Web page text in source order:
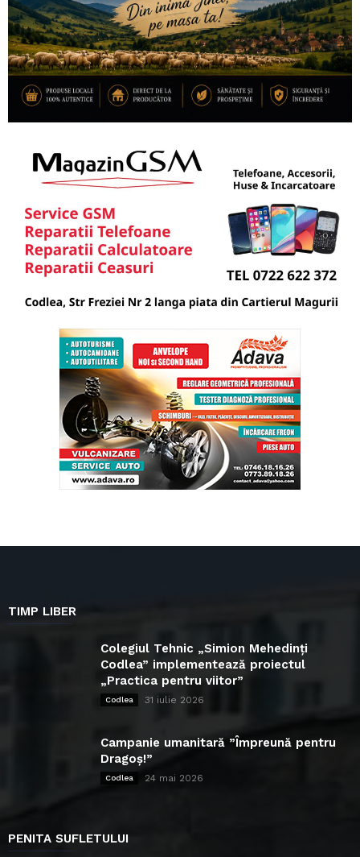
TIMP LIBER
Colegiul Tehnic „Simion Mehedinți
Codlea” implementează proiectul
„Practica pentru viitor”
Codlea 31 iulie 2026
Campanie umanitară ”Împreună pentru
Dragoș!”
Codlea 24 mai 2026
PENITA SUFLETULUI